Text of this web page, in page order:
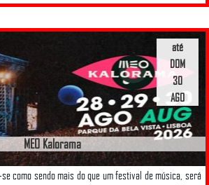
MEO Kalorama
como sendo mais do que um festival de música, será
até
DOM
30
AGO